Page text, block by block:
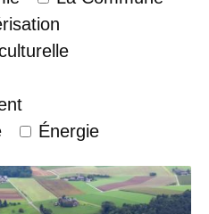
Énergie